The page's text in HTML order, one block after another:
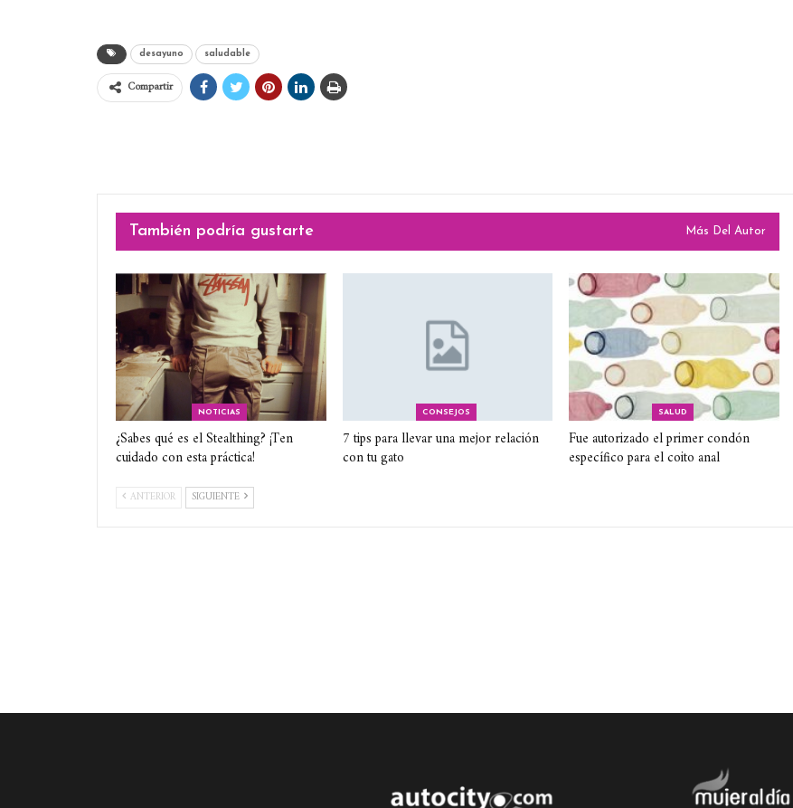
desayuno saludable
Compartir
También podría gustarte Más Del Autor
NOTICIAS
¿Sabes qué es el Stealthing? ¡Ten
cuidado con esta práctica!
CONSEJOS
7 tips para llevar una mejor relación
con tu gato
SALUD
Fue autorizado el primer condón
específico para el coito anal
ANTERIOR SIGUIENTE